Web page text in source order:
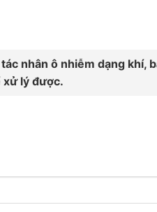
nhân ô nhiễm dạng khí,
xử lý được.